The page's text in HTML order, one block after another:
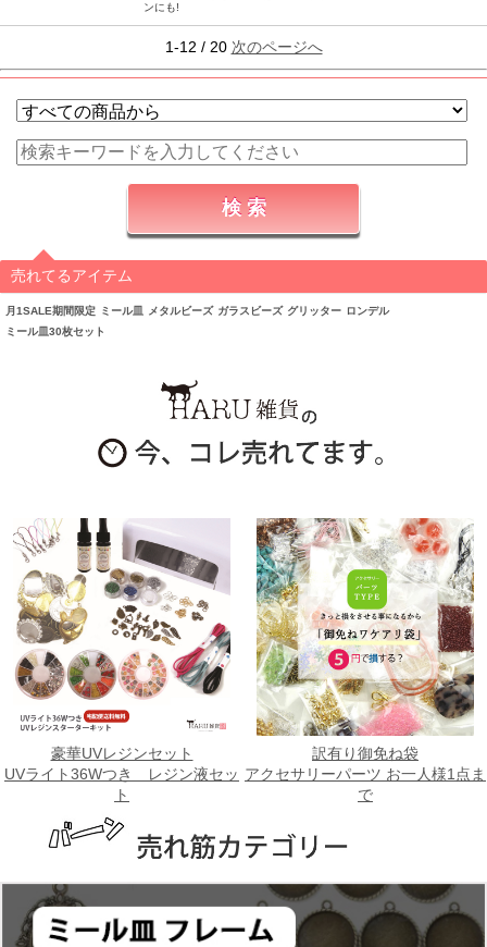
ンにも!
1-12 / 20 次のページへ
売れてるアイテム
月1SALE期間限定 ミール皿 メタルビーズ ガラスビーズ グリッター ロンデル
ミール皿30枚セット
豪華UVレジンセット
UVライト36Wつき レジン液セッ
ト
訳有り御免ね袋
アクセサリーパーツ お一人様1点ま
で